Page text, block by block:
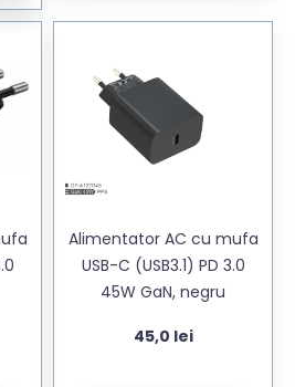
Alimentator AC cu mufa
USB-C (USB3.1) PD 3.0
45W GaN, negru
45,0 lei